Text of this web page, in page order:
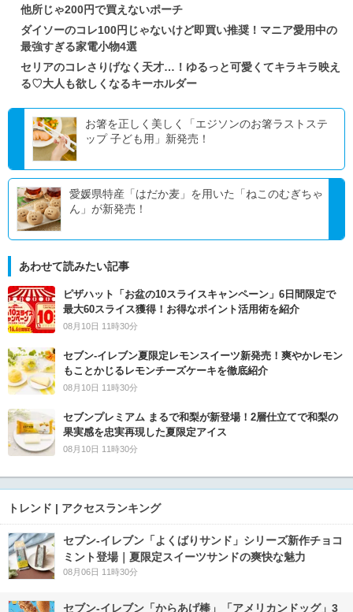
他所じゃ200円で買えないポーチ
ダイソーのコレ100円じゃないけど即買い推奨！マニア愛用中の
最強すぎる家電小物4選
セリアのコレさりげなく天才…！ゆるっと可愛くてキラキラ映え
る♡大人も欲しくなるキーホルダー
お箸を正しく美しく「エジソンのお箸ラストステ
ップ 子ども用」新発売！
愛媛県特産「はだか麦」を用いた「ねこのむぎちゃ
ん」が新発売！
あわせて読みたい記事
ピザハット「お盆の10スライスキャンペーン」6日間限定で
最大60スライス獲得！お得なポイント活用術を紹介
08月10日 11時30分
セブン‐イレブン夏限定レモンスイーツ新発売！爽やかレモン
もことかじるレモンチーズケーキを徹底紹介
08月10日 11時30分
セブンプレミアム まるで和梨が新登場！2層仕立てで和梨の
果実感を忠実再現した夏限定アイス
08月10日 11時30分
トレンド | アクセスランキング
セブン‐イレブン「よくばりサンド」シリーズ新作チョコ
ミント登場｜夏限定スイーツサンドの爽快な魅力
08月06日 11時30分
セブン‐イレブン「からあげ棒」「アメリカンドッグ」3